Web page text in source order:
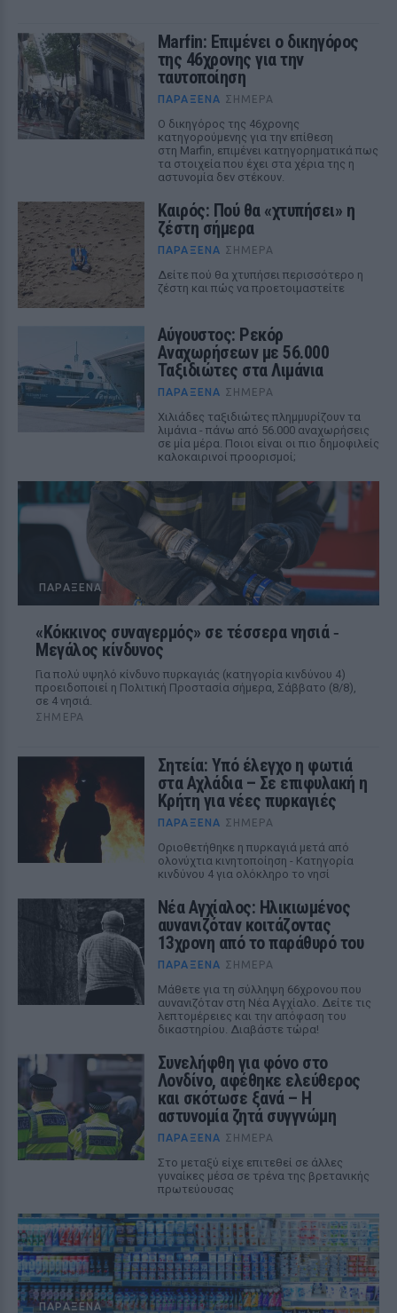
Marfin: Επιμένει ο δικηγόρος
της 46χρονης για την
ταυτοποίηση
ΠΑΡΆΞΕΝΑ ΣΉΜΕΡΑ
Ο δικηγόρος της 46χρονης
κατηγορούμενης για την επίθεση
στη Marfin, επιμένει κατηγορηματικά πως
τα στοιχεία που έχει στα χέρια της η
αστυνομία δεν στέκουν.
Καιρός: Πού θα «χτυπήσει» η
ζέστη σήμερα
ΠΑΡΆΞΕΝΑ ΣΉΜΕΡΑ
Δείτε πού θα χτυπήσει περισσότερο η
ζέστη και πώς να προετοιμαστείτε
Αύγουστος: Ρεκόρ
Αναχωρήσεων με 56.000
Ταξιδιώτες στα Λιμάνια
ΠΑΡΆΞΕΝΑ ΣΉΜΕΡΑ
Χιλιάδες ταξιδιώτες πλημμυρίζουν τα
λιμάνια - πάνω από 56.000 αναχωρήσεις
σε μία μέρα. Ποιοι είναι οι πιο δημοφιλείς
καλοκαιρινοί προορισμοί;
ΠΑΡΆΞΕΝΑ
«Κόκκινος συναγερμός» σε τέσσερα νησιά ‑
Μεγάλος κίνδυνος
Για πολύ υψηλό κίνδυνο πυρκαγιάς (κατηγορία κινδύνου 4)
προειδοποιεί η Πολιτική Προστασία σήμερα, Σάββατο (8/8),
σε 4 νησιά.
ΣΉΜΕΡΑ
Σητεία: Υπό έλεγχο η φωτιά
στα Αχλάδια – Σε επιφυλακή η
Κρήτη για νέες πυρκαγιές
ΠΑΡΆΞΕΝΑ ΣΉΜΕΡΑ
Οριοθετήθηκε η πυρκαγιά μετά από
ολονύχτια κινητοποίηση - Κατηγορία
κινδύνου 4 για ολόκληρο το νησί
Νέα Αγχίαλος: Ηλικιωμένος
αυνανιζόταν κοιτάζοντας
13χρονη από το παράθυρό του
ΠΑΡΆΞΕΝΑ ΣΉΜΕΡΑ
Μάθετε για τη σύλληψη 66χρονου που
αυνανιζόταν στη Νέα Αγχίαλο. Δείτε τις
λεπτομέρειες και την απόφαση του
δικαστηρίου. Διαβάστε τώρα!
Συνελήφθη για φόνο στο
Λονδίνο, αφέθηκε ελεύθερος
και σκότωσε ξανά – Η
αστυνομία ζητά συγγνώμη
ΠΑΡΆΞΕΝΑ ΣΉΜΕΡΑ
Στο μεταξύ είχε επιτεθεί σε άλλες
γυναίκες μέσα σε τρένα της βρετανικής
πρωτεύουσας
ΠΑΡΆΞΕΝΑ